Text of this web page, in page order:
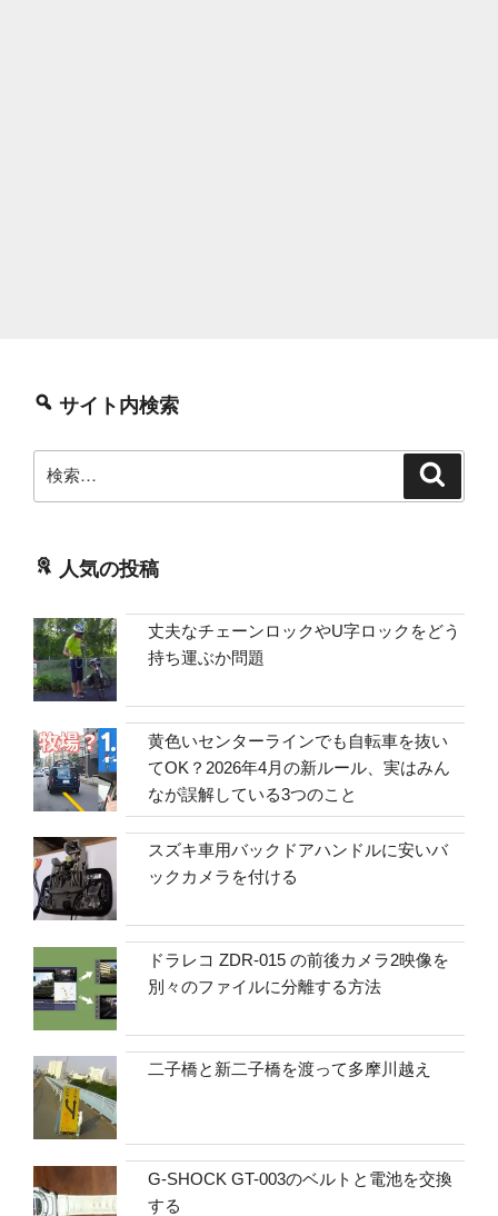
サイト内検索
索:
人気の投稿
丈夫なチェーンロックやU字ロックをどう
持ち運ぶか問題
黄色いセンターラインでも自転車を抜い
てOK？2026年4月の新ルール、実はみん
なが誤解している3つのこと
スズキ車用バックドアハンドルに安いバ
ックカメラを付ける
ドラレコ ZDR-015 の前後カメラ2映像を
別々のファイルに分離する方法
二子橋と新二子橋を渡って多摩川越え
G-SHOCK GT-003のベルトと電池を交換
する